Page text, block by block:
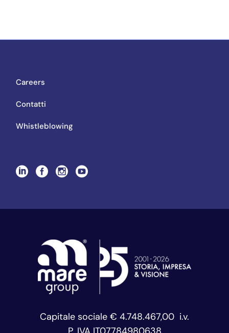
Careers
Contatti
Whistleblowing
Capitale sociale € 4.748.467,00 i.v.